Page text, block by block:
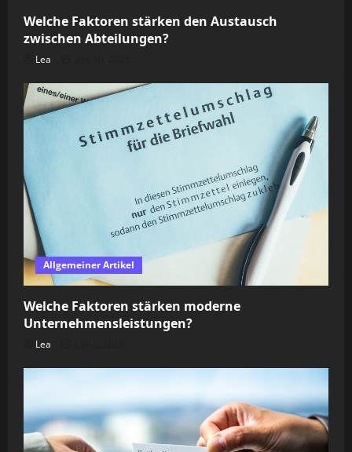
Welche Faktoren stärken den Austausch
zwischen Abteilungen?
Lea
Allgemeiner Artikel
Welche Faktoren stärken moderne
Unternehmensleistungen?
Lea